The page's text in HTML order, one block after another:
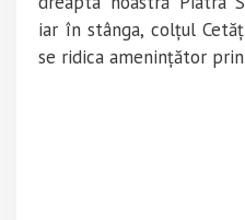
iar în stânga, colțul
se ridica amenințător